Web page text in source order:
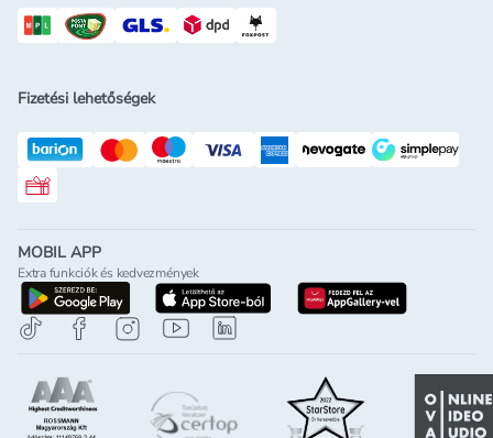
Fizetési lehetőségek
Rossmann ajándékkártya
MOBIL APP
Extra funkciók és kedvezmények
letöltés a google-play-rölletöltés az app-store-ból
letöltés